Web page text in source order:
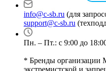
info@c-sb.ru (для
support@c-sb.ru
Пн. – Пт.: с 9:00 до
* Бренды организации
экстремистской и